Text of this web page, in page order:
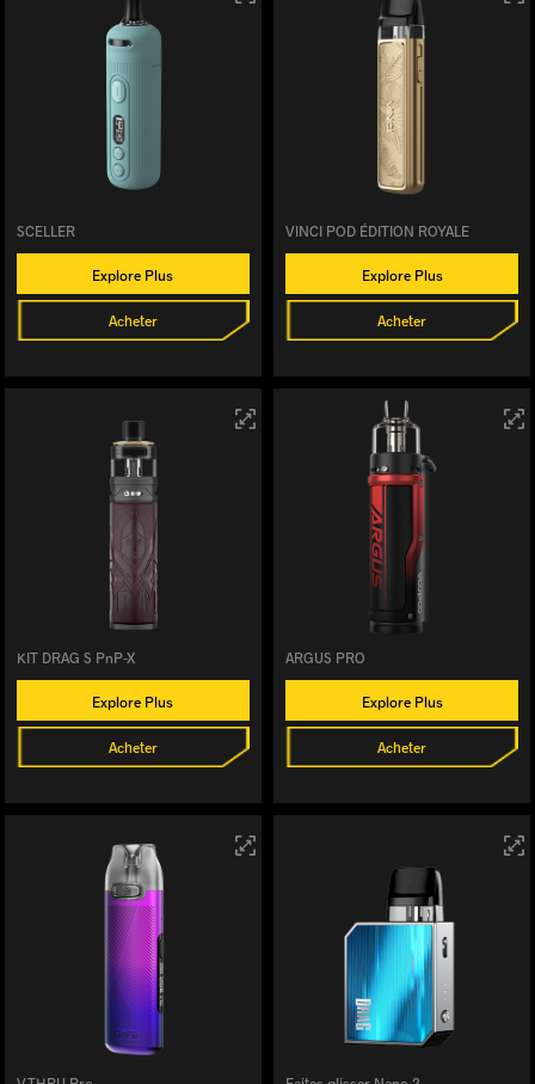
SCELLER
Explore Plus
Acheter
VINCI POD ÉDITION ROYALE
Explore Plus
Acheter
KIT DRAG S PnP-X
Explore Plus
Acheter
ARGUS PRO
Explore Plus
Acheter